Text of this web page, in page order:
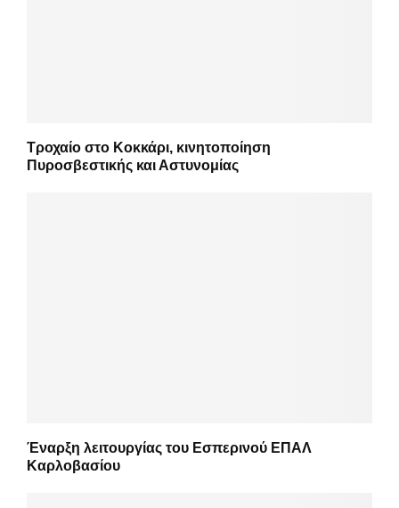
Τροχαίο στο Κοκκάρι, κινητοποίηση
Πυροσβεστικής και Αστυνομίας
Έναρξη λειτουργίας του Εσπερινού ΕΠΑΛ
Καρλοβασίου